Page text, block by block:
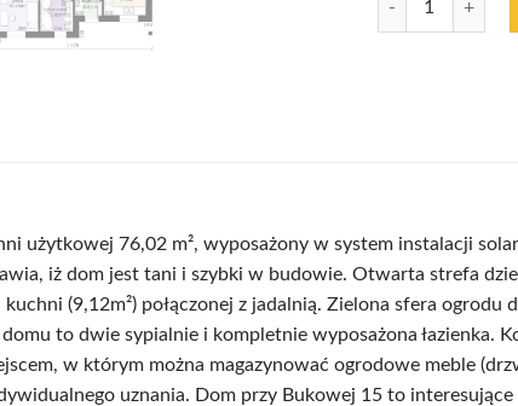
użytkowej 76,02 m², wyposażony w system instalacji
iż dom jest tani i szybki w budowie. Otwarta strefa
(9,12m²) połączonej z jadalnią. Zielona sfera ogrodu
to dwie sypialnie i kompletnie wyposażona łazienka.
w którym można magazynować ogrodowe meble
uznania. Dom przy Bukowej 15 to